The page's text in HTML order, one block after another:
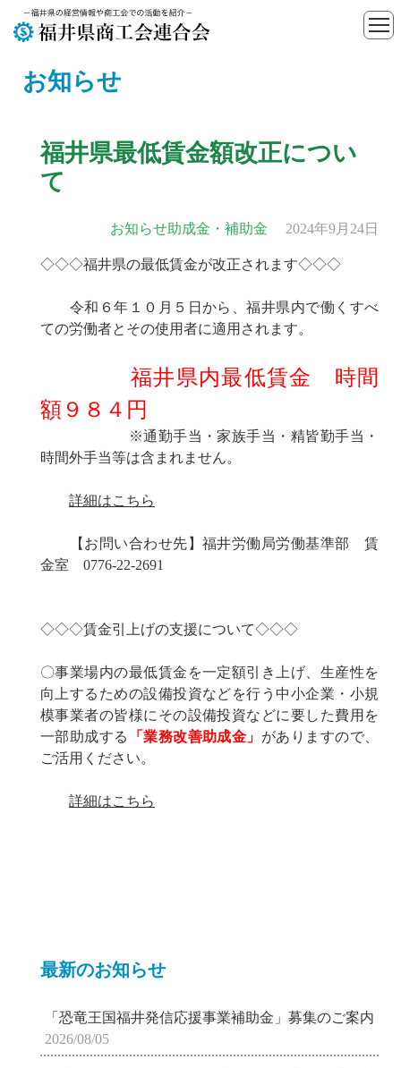
お知らせ
福井県最低賃金額改正につい
て
お知らせ助成金・補助金 2024年9月24日
◇◇◇福井県の最低賃金が改正されます◇◇◇
令和６年１０月５日から、福井県内で働くすべ
ての労働者とその使用者に適用されます。
福井県内最低賃金 時間
額９８４円
※通勤手当・家族手当・精皆勤手当・
時間外手当等は含まれません。
詳細はこちら
【お問い合わせ先】福井労働局労働基準部 賃
金室 0776-22-2691
◇◇◇賃金引上げの支援について◇◇◇
〇事業場内の最低賃金を一定額引き上げ、生産性を
向上するための設備投資などを行う中小企業・小規
模事業者の皆様にその設備投資などに要した費用を
一部助成する
「業務改善助成金」 がありますので、
ご活用ください。
詳細はこちら
最新のお知らせ
「恐竜王国福井発信応援事業補助金」募集のご案内
2026/08/05